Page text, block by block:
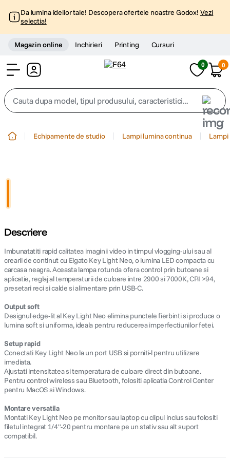
Da lumina ideilor tale! Descopera ofertele noastre Godox! Vezi
selectia!
Magazin online Inchirieri Printing Cursuri
0 0
Cauta dupa model, tipul produsului, caracteristici...
5. canon sx740 hs
6. lavaliera
8. godox
9. card memorie
10. nou
Echipamente de studio Lampi lumina continua
Descriere
Imbunatatiti rapid calitatea imaginii video in timpul vlogging-ului sau al
crearii de continut cu Elgato Key Light Neo, o lumina LED compacta cu
carcasa neagra. Aceasta lampa rotunda ofera control prin butoane si
aplicatie, reglaj al temperaturii de culoare intre 2900 si 7000K, CRI >94,
presetari reci si calde si alimentare prin USB-C.
Output soft
Designul edge-lit al Key Light Neo elimina punctele fierbinti si produce o
lumina soft si uniforma, ideala pentru reducerea imperfectiunilor fetei.
Setup rapid
Conectati Key Light Neo la un port USB si porniti-l pentru utilizare
imediata.
Ajustati intensitatea si temperatura de culoare direct din butoane.
Pentru control wireless sau Bluetooth, folositi aplicatia Control Center
pentru MacOS si Windows.
Montare versatila
Montati Key Light Neo pe monitor sau laptop cu clipul inclus sau folositi
filetul integrat 1/4"-20 pentru montare pe un stativ sau alt suport
compatibil.